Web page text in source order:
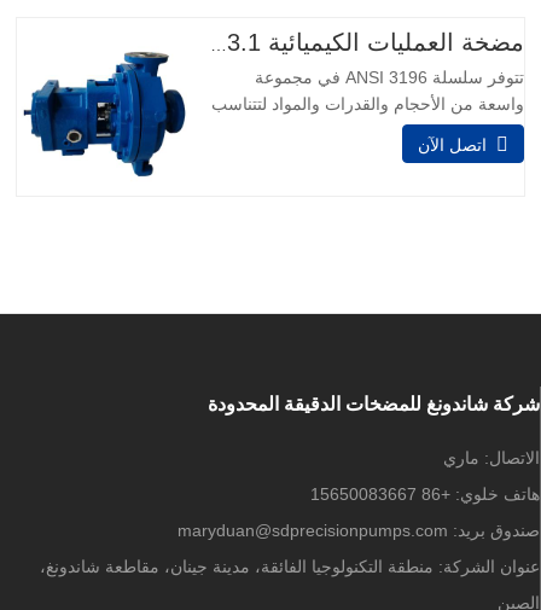
أمبير، 3 مراحل، قدرة 14 gpm. • الأبعاد
H. نصائح سلامة المضخة
تتوفر سلسلة 3196 ANSI في مجموعة
واسعة من الأحجام والقدرات والمواد لتتناسب
المعالجة الكيميائية الصناعات العامة التعدين
اتصل الآن
شركة شاندونغ للمضخات الدقيقة المحدودة
الاتصال: ماري
هاتف خلوي: +86 15650083667
صندوق بريد: maryduan@sdprecisionpumps.com
عنوان الشركة: منطقة التكنولوجيا الفائقة، مدينة جينان، مقاطعة شاندونغ،
الصين